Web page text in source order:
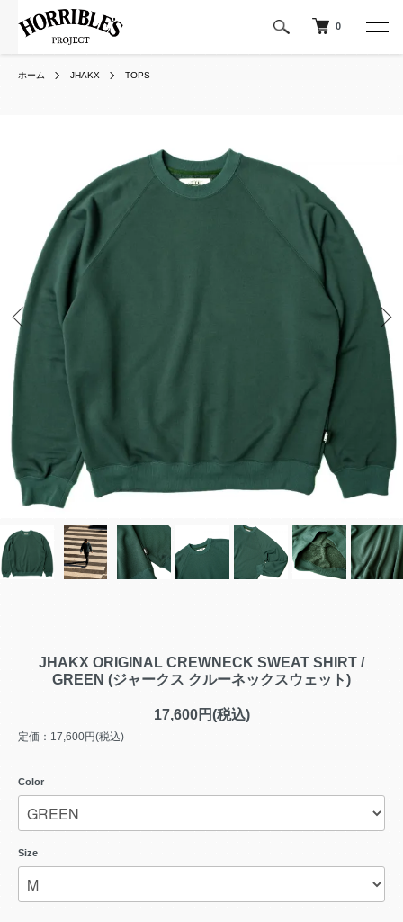
0
ホーム JHAKX TOPS
JHAKX ORIGINAL CREWNECK SWEAT SHIRT /
GREEN (ジャークス クルーネックスウェット)
17,600円(税込)
定価：17,600円(税込)
Color
Size